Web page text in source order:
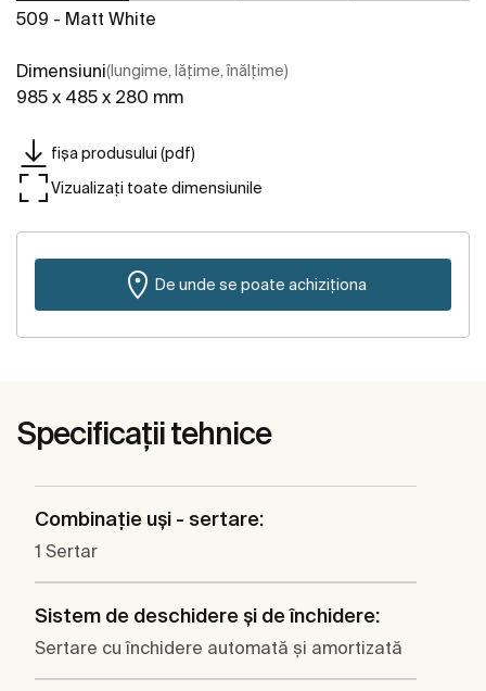
509 - Matt White
Dimensiuni(lungime, lățime, înălțime)
985 x 485 x 280 mm
fișa produsului (pdf)
Vizualizați toate dimensiunile
De unde se poate achiziționa
Specificații tehnice
Combinaţie uşi - sertare:
1 Sertar
Sistem de deschidere şi de închidere:
Sertare cu închidere automată şi amortizată